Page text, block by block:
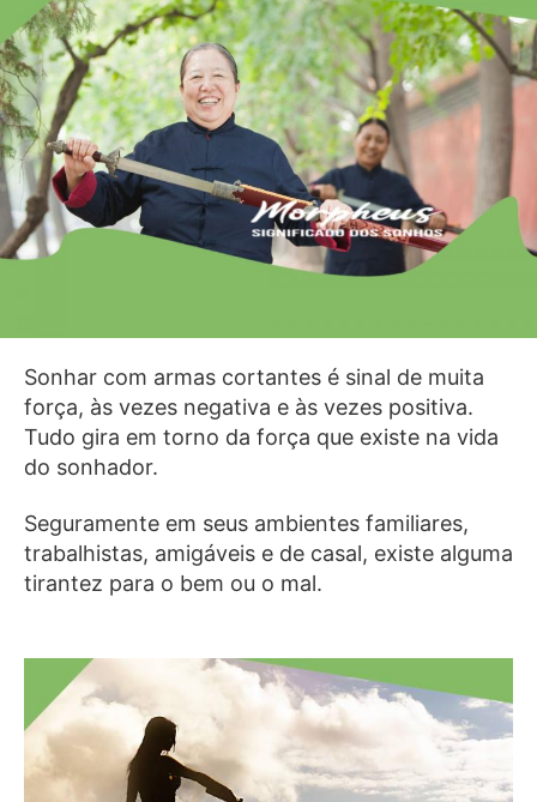
Sonhar com armas cortantes é sinal de muita
força, às vezes negativa e às vezes positiva.
Tudo gira em torno da força que existe na vida
do sonhador.
Seguramente em seus ambientes familiares,
trabalhistas, amigáveis e de casal, existe alguma
tirantez para o bem ou o mal.